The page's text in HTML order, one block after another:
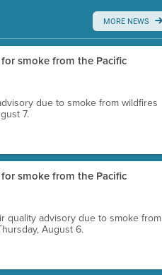
MORE NEWS
smoke from the Pacific
due to smoke from wildfires
7.
smoke from the Pacific
quality advisory due to smoke from
August 6.